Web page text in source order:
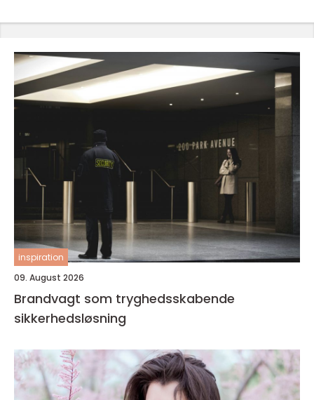
inspiration
09. August 2026
Brandvagt som tryghedsskabende
sikkerhedsløsning